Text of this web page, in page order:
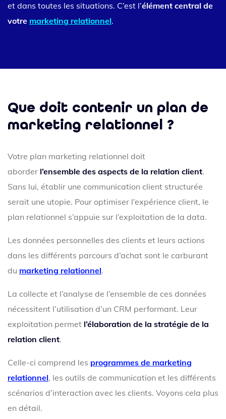
et dans toutes les situations. C’est l’élément central de
votre marketing relationnel.
Que doit contenir un plan de
marketing relationnel ?
Votre plan marketing relationnel doit
aborder l’ensemble des aspects de la relation client.
Sans lui, établir une communication client structurée
serait une utopie. Pour optimiser l’expérience client, le
plan relationnel s’appuie sur l’exploitation de la data.
Les données personnelles des clients et leurs actions
dans les différents parcours d’achat sont le carburant
du marketing relationnel.
La collecte et l’analyse de l’ensemble de ces données
nécessitent l’utilisation d’un CRM performant. Leur
exploitation permet l’élaboration de la stratégie de la
relation client.
Celle-ci comprend les programmes de marketing
relationnel, les outils de communication et les différents
scénarios d’interaction avec les clients. Voyons cela plus
en détail.